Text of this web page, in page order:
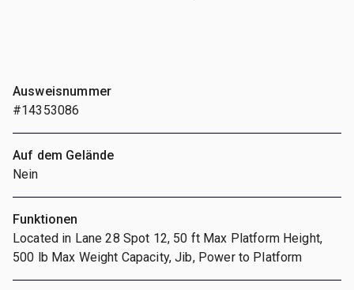
Ausweisnummer
#14353086
Auf dem Gelände
Nein
Funktionen
Located in Lane 28 Spot 12, 50 ft Max Platform Height,
500 lb Max Weight Capacity, Jib, Power to Platform